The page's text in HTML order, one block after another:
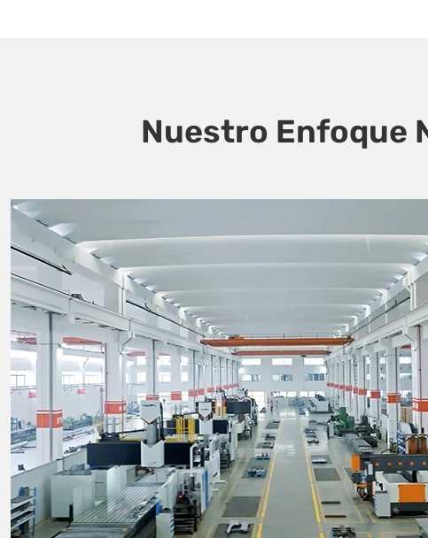
Nuestro Enfoque